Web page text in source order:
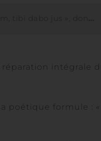
intégrale
poétique formule :